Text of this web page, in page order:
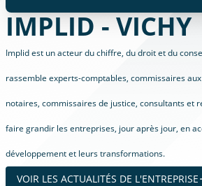
IMPLID - VICHY
Implid est un acteur du chiffre, du droit et du
rassemble experts-comptables, commissaires
notaires, commissaires de justice, consultants et
faire grandir les entreprises, jour après jour, en
développement et leurs transformations.
VOIR LES ACTUALITÉS DE L'ENTREPRISE